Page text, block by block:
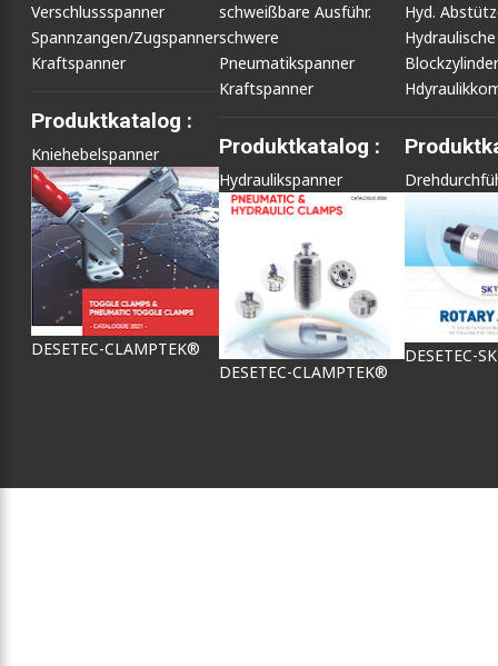
Verschlussspanner
Spannzangen/Zugspanner
Kraftspanner
Produktkatalog :
Kniehebelspanner
DESETEC-CLAMPTEK®
schweißbare Ausführ.
schwere
Pneumatikspanner
Kraftspanner
Produktkatalog :
Hydraulikspanner
DESETEC-CLAMPTEK®
Hyd.
Hydraulische
Blockzylinder
DESETEC-